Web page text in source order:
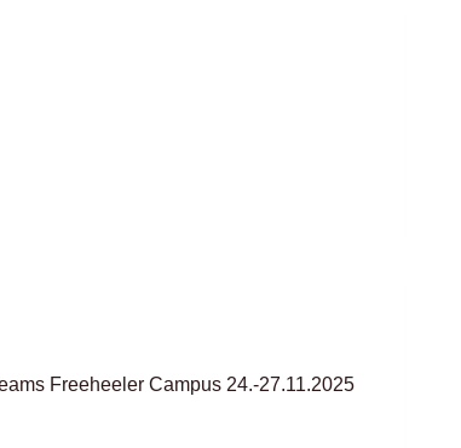
Freeheeler Campus 24.-27.11.2025